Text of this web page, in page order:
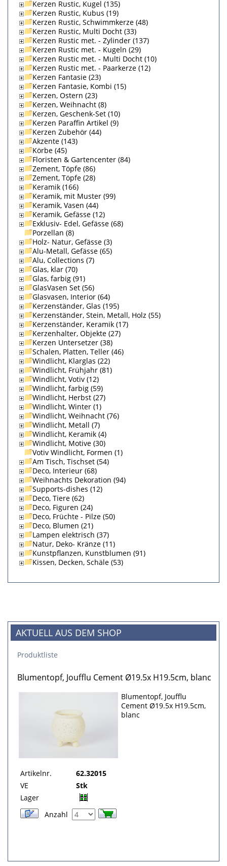
Kerzen Rustic, Kugel (135)
Kerzen Rustic, Kubus (19)
Kerzen Rustic, Schwimmkerze (48)
Kerzen Rustic, Multi Docht (33)
Kerzen Rustic met. - Zylinder (137)
Kerzen Rustic met. - Kugeln (29)
Kerzen Rustic met. - Multi Docht (10)
Kerzen Rustic met. - Paarkerze (12)
Kerzen Fantasie (23)
Kerzen Fantasie, Kombi (15)
Kerzen, Ostern (23)
Kerzen, Weihnacht (8)
Kerzen, Geschenk-Set (10)
Kerzen Paraffin Artikel (9)
Kerzen Zubehör (44)
Akzente (143)
Körbe (45)
Floristen & Gartencenter (84)
Zement, Töpfe (86)
Zement, Töpfe (28)
Keramik (166)
Keramik, mit Muster (99)
Keramik, Vasen (44)
Keramik, Gefässe (12)
Exklusiv- Edel, Gefässe (68)
Porzellan (8)
Holz- Natur, Gefässe (3)
Alu-Metall, Gefässe (65)
Alu, Collections (7)
Glas, klar (70)
Glas, farbig (91)
GlasVasen Set (56)
Glasvasen, Interior (64)
Kerzenständer, Glas (195)
Kerzenständer, Stein, Metall, Holz (55)
Kerzenständer, Keramik (17)
Kerzenhalter, Objekte (27)
Kerzen Untersetzer (38)
Schalen, Platten, Teller (46)
Windlicht, Klarglas (22)
Windlicht, Frühjahr (81)
Windlicht, Votiv (12)
Windlicht, farbig (59)
Windlicht, Herbst (27)
Windlicht, Winter (1)
Windlicht, Weihnacht (76)
Windlicht, Metall (7)
Windlicht, Keramik (4)
Windlicht, Motive (30)
Votiv Windlicht, Formen (1)
Am Tisch, Tischset (54)
Deco, Interieur (68)
Weihnachts Dekoration (94)
Supports-dishes (12)
Deco, Tiere (62)
Deco, Figuren (24)
Deco, Früchte - Pilze (50)
Deco, Blumen (21)
Lampen elektrisch (37)
Natur, Deko- Kränze (11)
Kunstpflanzen, Kunstblumen (91)
Kissen, Decken, Schäle (53)
AKTUELL AUS DEM SHOP
Produktliste
Blumentopf, Joufflu Cement Ø19.5x H19.5cm, blanc
Artikelnr.
62.32015
VE
Stk
Lager
Anzahl
Blumentopf, Joufflu
Cement Ø19.5x H19.5cm,
blanc